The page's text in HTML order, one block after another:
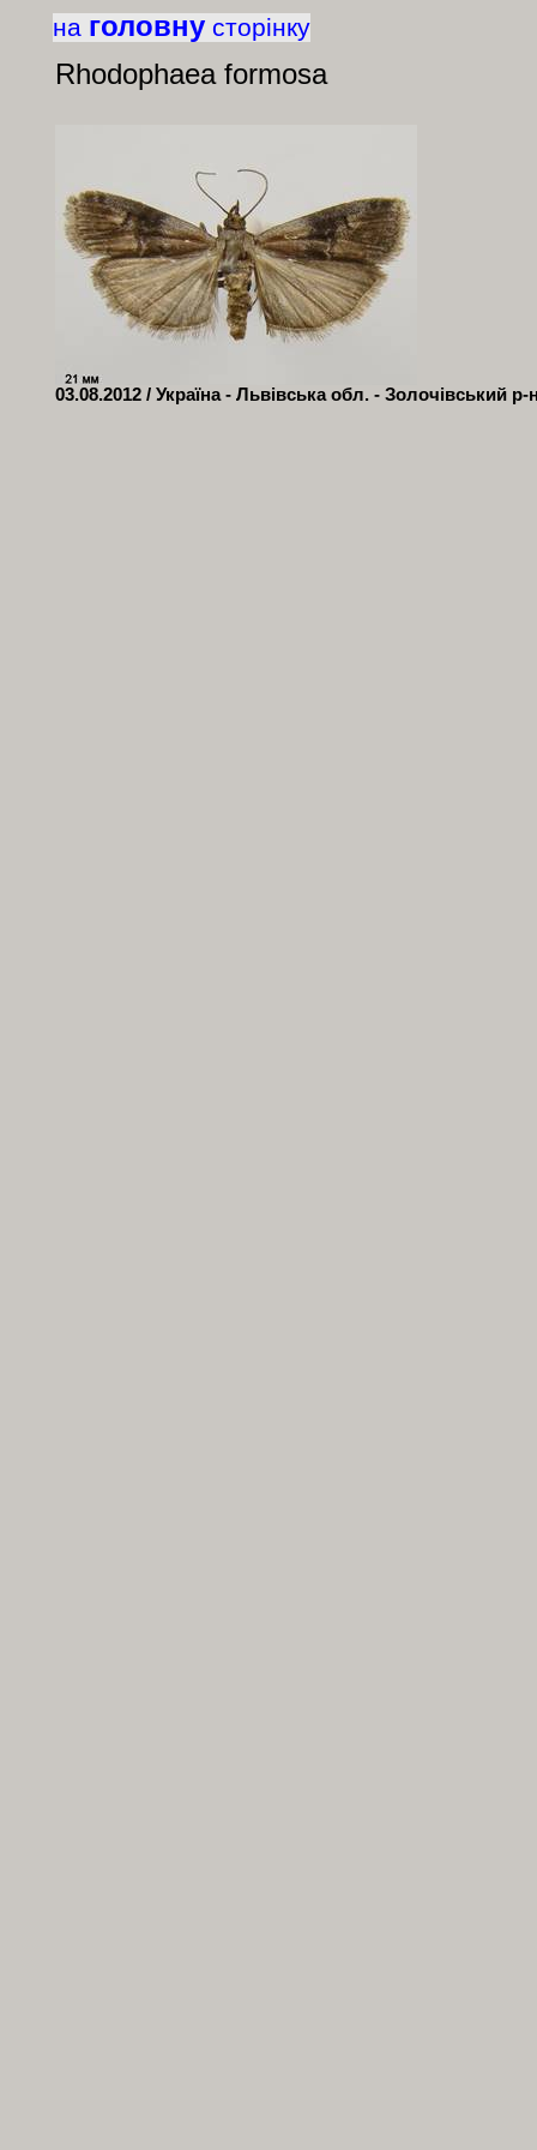
на головну сторінку
Rhodophaea formosa
03.08.2012 / Україна - Львівська обл. - Золочівський р-